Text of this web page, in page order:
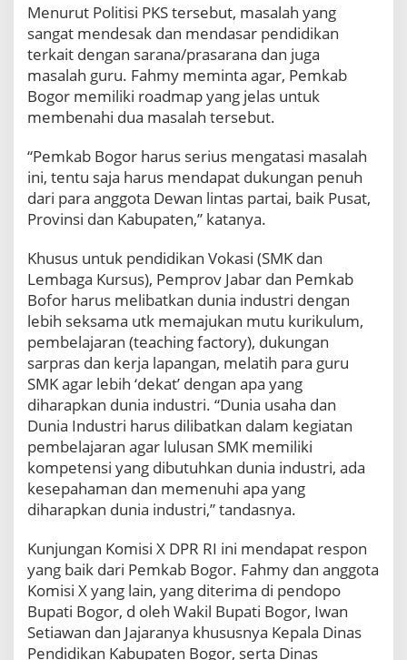
a
h
A
a
s
i
a
a
l
a
M
e
n
d
a
s
a
r
P
e
n
d
i
i
k
n
d
K
a
b
u
Menurut Politisi PKS tersebut, masalah yang
sangat mendesak dan mendasar pendidikan
terkait dengan sarana/prasarana dan juga
masalah guru. Fahmy meminta agar, Pemkab
Bogor memiliki roadmap yang jelas untuk
membenahi dua masalah tersebut.
“Pemkab Bogor harus serius mengatasi masalah
ini, tentu saja harus mendapat dukungan penuh
dari para anggota Dewan lintas partai, baik Pusat,
Provinsi dan Kabupaten,” katanya.
Khusus untuk pendidikan Vokasi (SMK dan
Lembaga Kursus), Pemprov Jabar dan Pemkab
Bofor harus melibatkan dunia industri dengan
lebih seksama utk memajukan mutu kurikulum,
pembelajaran (teaching factory), dukungan
sarpras dan kerja lapangan, melatih para guru
SMK agar lebih ‘dekat’ dengan apa yang
diharapkan dunia industri. “Dunia usaha dan
Dunia Industri harus dilibatkan dalam kegiatan
pembelajaran agar lulusan SMK memiliki
kompetensi yang dibutuhkan dunia industri, ada
kesepahaman dan memenuhi apa yang
diharapkan dunia industri,” tandasnya.
Kunjungan Komisi X DPR RI ini mendapat respon
yang baik dari Pemkab Bogor. Fahmy dan anggota
Komisi X yang lain, yang diterima di pendopo
Bupati Bogor, d oleh Wakil Bupati Bogor, Iwan
Setiawan dan Jajaranya khususnya Kepala Dinas
Pendidikan Kabupaten Bogor, serta Dinas